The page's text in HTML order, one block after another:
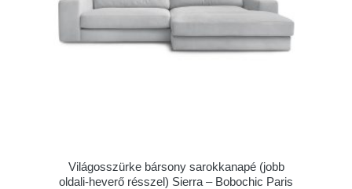
Világosszürke bársony sarokkanapé (jobb
oldali-heverő résszel) Sierra – Bobochic Paris